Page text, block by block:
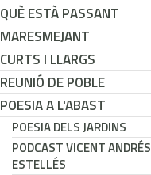
QUÈ ESTÀ PASSANT
MARESMEJANT
CURTS I LLARGS
REUNIÓ DE POBLE
POESIA A L'ABAST
POESIA DELS JARDINS
PODCAST VICENT ANDRÉS
ESTELLÉS